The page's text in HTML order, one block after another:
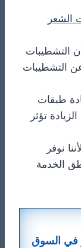
الشعر
التشطيبات
التشطيبات
طبقات
تؤثر
نوفر
الخدمة
في السوق